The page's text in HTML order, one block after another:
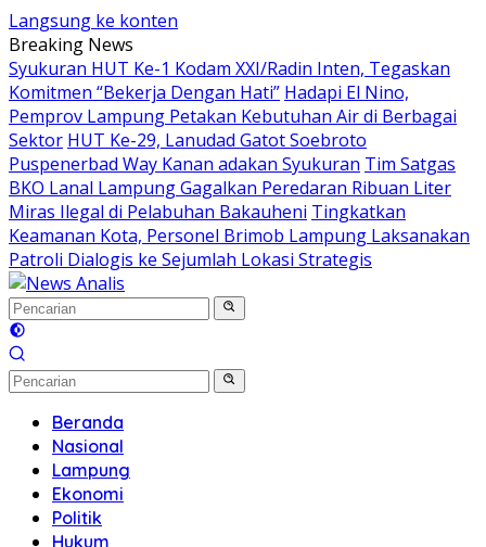
Langsung ke konten
Breaking News
Syukuran HUT Ke-1 Kodam XXI/Radin Inten, Tegaskan
Komitmen “Bekerja Dengan Hati” Hadapi El Nino,
Pemprov Lampung Petakan Kebutuhan Air di Berbagai
Sektor HUT Ke-29, Lanudad Gatot Soebroto
Puspenerbad Way Kanan adakan Syukuran Tim Satgas
BKO Lanal Lampung Gagalkan Peredaran Ribuan Liter
Miras Ilegal di Pelabuhan Bakauheni Tingkatkan
Keamanan Kota, Personel Brimob Lampung Laksanakan
Patroli Dialogis ke Sejumlah Lokasi Strategis
Beranda
Nasional
Lampung
Ekonomi
Politik
Hukum